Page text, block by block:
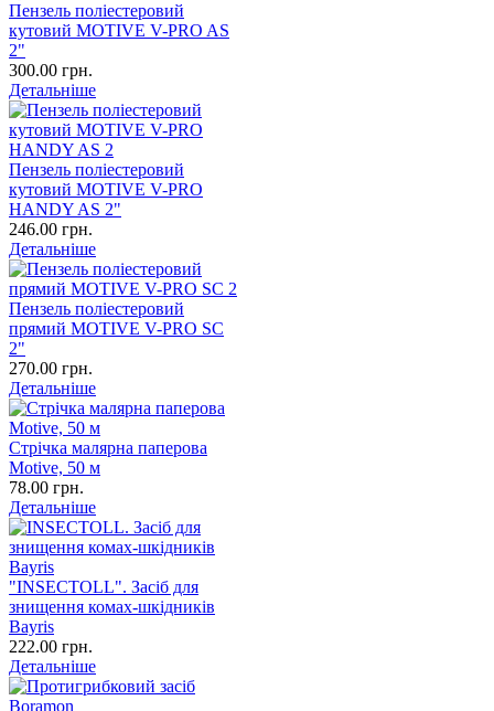
Пензель поліестеровий
кутовий MOTIVE V-PRO AS
2"
300.00 грн.
Детальніше
Пензель поліестеровий
кутовий MOTIVE V-PRO
HANDY AS 2"
246.00 грн.
Детальніше
Пензель поліестеровий
прямий MOTIVE V-PRO SC
2"
270.00 грн.
Детальніше
Стрічка малярна паперова
Motive, 50 м
78.00 грн.
Детальніше
"INSECTOLL". Засіб для
знищення комах-шкідників
Bayris
222.00 грн.
Детальніше